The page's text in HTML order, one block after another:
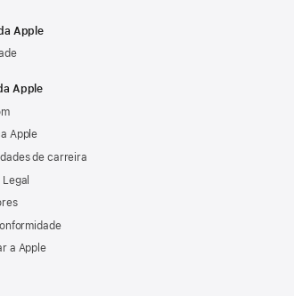
Apple
Apple
Apple
de carreira
a Apple